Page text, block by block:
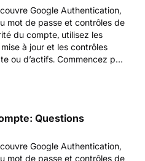
Google Authentication,
mot de passe et contrôles de
du compte, utilisez les
à jour et les contrôles
ou d’actifs. Commencez par
Questions
Google Authentication,
mot de passe et contrôles de